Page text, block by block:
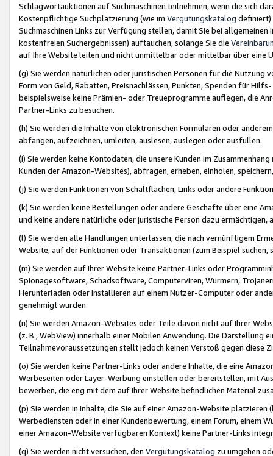
Schlagwortauktionen auf Suchmaschinen teilnehmen, wenn die sich
Kostenpflichtige Suchplatzierung (wie im Vergütungskatalog definiert)
Suchmaschinen Links zur Verfügung stellen, damit Sie bei
kostenfreien Suchergebnissen) auftauchen, solange Sie die
auf Ihre Website leiten und nicht unmittelbar oder mittelbar über eine
(g) Sie werden natürlichen oder juristischen Personen für die Nutzung
Form von Geld, Rabatten, Preisnachlässen, Punkten, Spenden für
beispielsweise keine Prämien- oder Treueprogramme auflegen, die
Partner-Links zu besuchen.
(h) Sie werden die Inhalte von elektronischen Formularen oder
abfangen, aufzeichnen, umleiten, auslesen, auslegen oder ausfüllen.
(i) Sie werden keine Kontodaten, die unsere Kunden im
Kunden der Amazon-Websites), abfragen, erheben, einholen,
(j) Sie werden Funktionen von Schaltflächen, Links oder andere
(k) Sie werden keine Bestellungen oder andere Geschäfte über eine
und keine andere natürliche oder juristische Person dazu
(l) Sie werden alle Handlungen unterlassen, die nach vernünftigem
Website, auf der Funktionen oder Transaktionen (zum Beispiel
(m) Sie werden auf Ihrer Website keine Partner-Links oder
Spionagesoftware, Schadsoftware, Computerviren, Würmern,
Herunterladen oder Installieren auf einem Nutzer-Computer oder
genehmigt wurden.
(n) Sie werden Amazon-Websites oder Teile davon nicht auf Ihrer
(z. B., WebView) innerhalb einer Mobilen Anwendung. Die Darstellung
Teilnahmevoraussetzungen stellt jedoch keinen Verstoß gegen diese
(o) Sie werden keine Partner-Links oder andere Inhalte, die eine
Werbeseiten oder Layer-Werbung einstellen oder bereitstellen, mit
bewerben, die eng mit dem auf Ihrer Website befindlichen Material
(p) Sie werden in Inhalte, die Sie auf einer Amazon-Website
Werbediensten oder in einer Kundenbewertung, einem Forum, einem
einer Amazon-Website verfügbaren Kontext) keine Partner-Links
(q) Sie werden nicht versuchen, den Vergütungskatalog zu umgehen